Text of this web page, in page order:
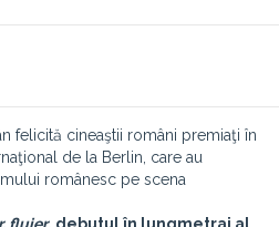
felicită cineaştii români premiaţi în
de la Berlin, care au
românesc pe scena